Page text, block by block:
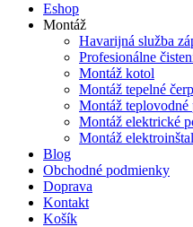
Eshop
Montáž
Havarijná služba
Profesionálne
Montáž kotol
Montáž tepelné
Montáž teplovodné
Montáž elektrické
Montáž
Blog
Obchodné podmienky
Doprava
Kontakt
Košík